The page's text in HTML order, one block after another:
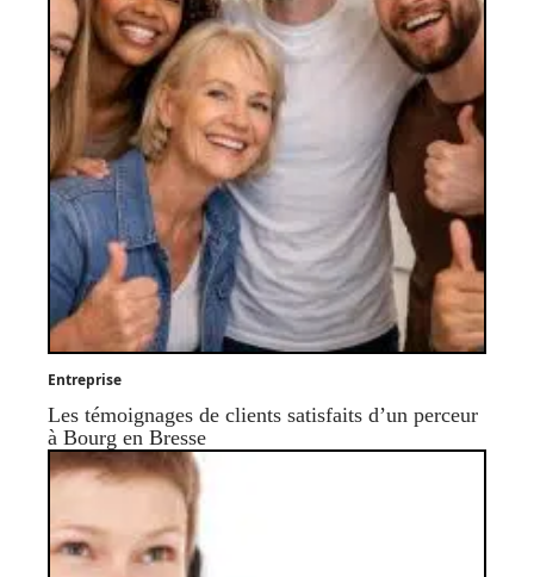
Entreprise
Les témoignages de clients satisfaits d’un perceur
à Bourg en Bresse